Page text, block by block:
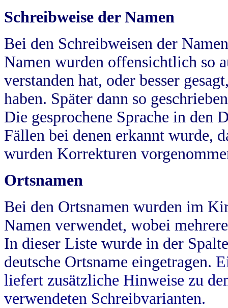
Schreibweise der Namen
Bei den Schreibweisen der
Namen wurden offensichtlich so
verstanden hat, oder besser
haben. Später dann so
Die gesprochene Sprache in
Fällen bei denen erkannt wurde,
wurden Korrekturen
Ortsnamen
Bei den Ortsnamen wurden im
Namen verwendet, wobei
In dieser Liste wurde in der
deutsche Ortsname eingetragen.
liefert zusätzliche Hinweise zu
verwendeten Schreibvarianten.